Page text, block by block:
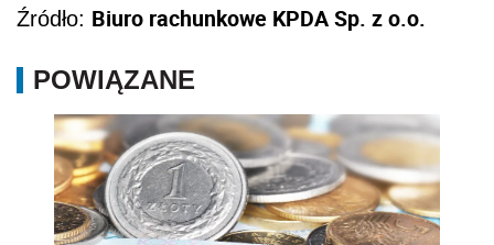
Źródło: Biuro rachunkowe KPDA Sp. z o.o.
POWIĄZANE